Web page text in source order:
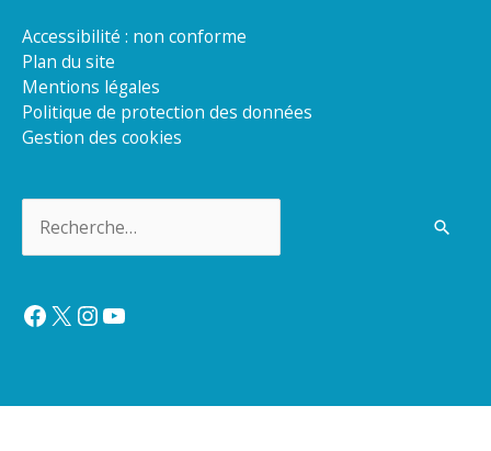
Accessibilité : non conforme
Plan du site
Mentions légales
Politique de protection des données
Gestion des cookies
Facebook
X Instagram
YouTube